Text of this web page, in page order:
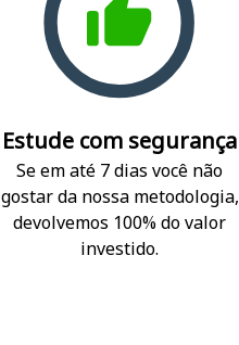
Estude com segurança
Se em até 7 dias você não
gostar da nossa metodologia,
devolvemos 100% do valor
investido.